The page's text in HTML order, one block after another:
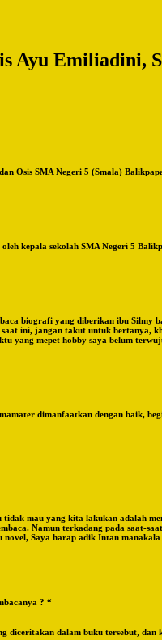
Ayu Emiliadini,
Osis SMA Negeri 5 (Smala)
kepala sekolah SMA Negeri 5
biografi yang diberikan ibu Silmy
ini, jangan takut untuk bertanya,
yang mepet hobby saya belum
dimanfaatkan dengan baik,
mau yang kita lakukan adalah
Namun terkadang pada saat-
Saya harap adik Intan
? “
diceritakan dalam buku tersebut,